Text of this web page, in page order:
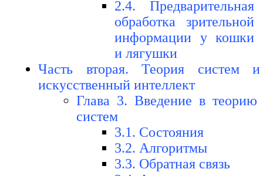
2.4. Предварительная
обработка зрительной
информации у кошки
и лягушки
Часть вторая. Теория систем и
искусственный интеллект
Глава 3. Введение в теорию
систем
3.1. Состояния
3.2. Алгоритмы
3.3. Обратная связь